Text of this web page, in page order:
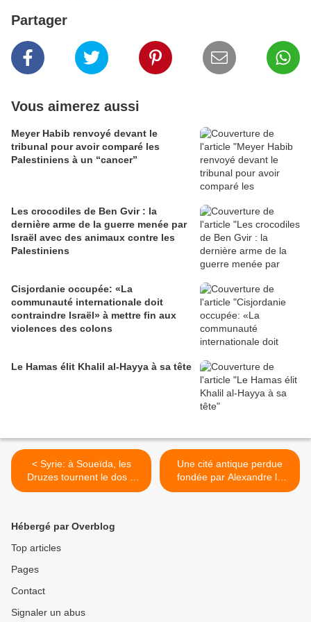
Partager
Vous aimerez aussi
Meyer Habib renvoyé devant le
tribunal pour avoir comparé les
Palestiniens à un “cancer”
Les crocodiles de Ben Gvir : la
dernière arme de la guerre menée par
Israël avec des animaux contre les
Palestiniens
Cisjordanie occupée: «La
communauté internationale doit
contraindre Israël» à mettre fin aux
violences des colons
Le Hamas élit Khalil al-Hayya à sa tête
< Syrie: à Soueïda, les
Druzes tournent le dos à
Damas et misent sur le
Une cité antique perdue
fondée par Alexandre le
Grand découverte sous les
Hébergé par Overblog
Top articles
Pages
Contact
Signaler un abus